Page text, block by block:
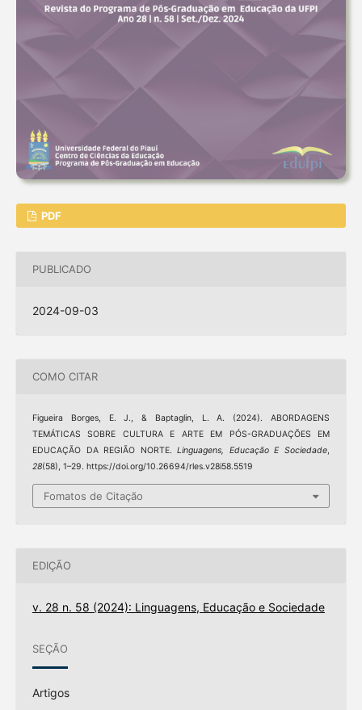
PDF
PUBLICADO
2024-09-03
COMO CITAR
Figueira Borges, E. J., & Baptaglin, L. A. (2024). ABORDAGENS
TEMÁTICAS SOBRE CULTURA E ARTE EM PÓS-GRADUAÇÕES EM
EDUCAÇÃO DA REGIÃO NORTE.Linguagens, Educação E Sociedade,
28(58), 1–29. https://doi.org/10.26694/rles.v28i58.5519
Fomatos de Citação
EDIÇÃO
v. 28 n. 58 (2024): Linguagens, Educação e Sociedade
SEÇÃO
Artigos